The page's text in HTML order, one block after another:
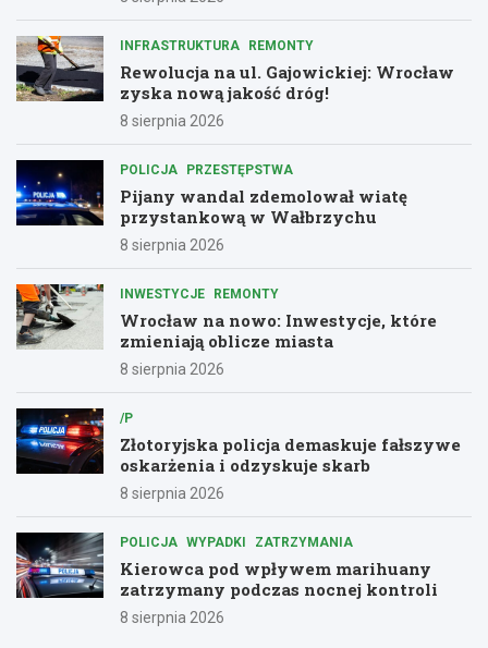
INFRASTRUKTURA REMONTY
Rewolucja na ul. Gajowickiej: Wrocław
zyska nową jakość dróg!
8 sierpnia 2026
POLICJA PRZESTĘPSTWA
Pijany wandal zdemolował wiatę
przystankową w Wałbrzychu
8 sierpnia 2026
INWESTYCJE REMONTY
Wrocław na nowo: Inwestycje, które
zmieniają oblicze miasta
8 sierpnia 2026
/P
Złotoryjska policja demaskuje fałszywe
oskarżenia i odzyskuje skarb
8 sierpnia 2026
POLICJA WYPADKI ZATRZYMANIA
Kierowca pod wpływem marihuany
zatrzymany podczas nocnej kontroli
8 sierpnia 2026